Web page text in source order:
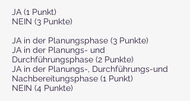
JA (1 Punkt)
NEIN (3 Punkte)
JA in der Planungsphase (3 Punkte)
JA in der Planungs- und
Durchführungsphase (2 Punkte)
JA in der Planungs-, Durchführungs-und
Nachbereitungsphase (1 Punkt)
NEIN (4 Punkte)